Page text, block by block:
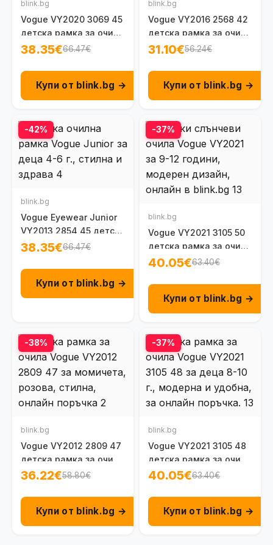
blink.bg
Vogue VY2020 3069 45
детска рамка за очила
за момичета 6 - 8 г.
38.35€66.47€
Купи от blink.bg →
blink.bg
Vogue VY2016 2568 42
детска рамка за очила
за момичета 1 - 2 г.
31.10€56.24€
Купи от blink.bg →
-42%
blink.bg
Vogue Eyewear Junior
VY2013 2854 45 детска
рамка за очила 4-6 г.
38.35€66.47€
Купи от blink.bg →
-37%
blink.bg
Vogue VY2021 3105 50
детска рамка за очила
9-12 г.
40.05€63.40€
Купи от blink.bg →
-38%
blink.bg
Vogue VY2012 2809 47
детска рамка за очила
за момичета 6 - 8 г.
36.22€58.80€
Купи от blink.bg →
-37%
blink.bg
Vogue VY2021 3105 48
детска рамка за очила
8-10 г.
40.05€63.40€
Купи от blink.bg →